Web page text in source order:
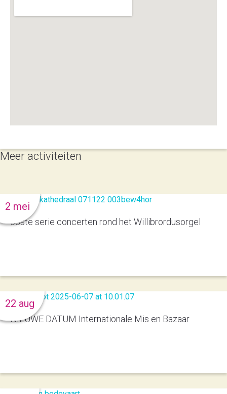
Meer activiteiten
53ste serie concerten rond het Willibrordusorgel
2 mei
NIEUWE DATUM Internationale Mis en Bazaar
22 aug